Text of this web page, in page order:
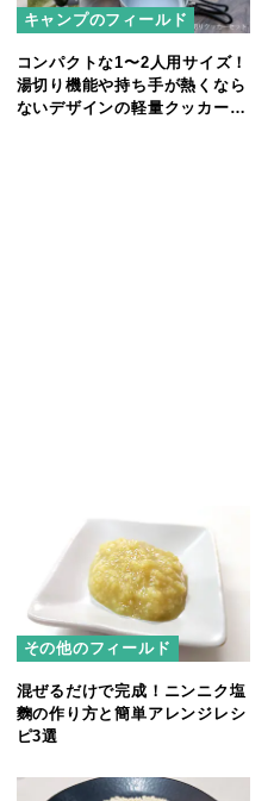
キャンプのフィールド
コンパクトな1〜2人用サイズ！
湯切り機能や持ち手が熱くなら
ないデザインの軽量クッカー
その他のフィールド
混ぜるだけで完成！ニンニク塩
麴の作り方と簡単アレンジレシ
ピ3選